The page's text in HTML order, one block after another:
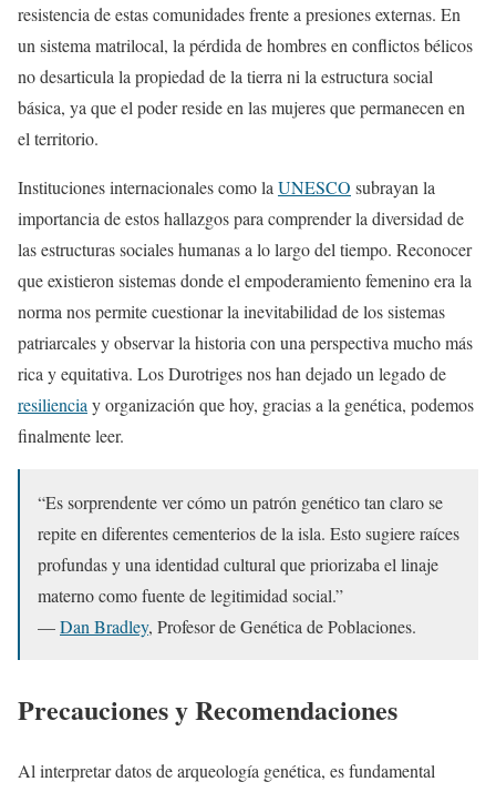
resistencia de estas comunidades frente a presiones externas. En
un sistema matrilocal, la pérdida de hombres en conflictos bélicos
no desarticula la propiedad de la tierra ni la estructura social
básica, ya que el poder reside en las mujeres que permanecen en
el territorio.
Instituciones internacionales como laUNESCO subrayan la
importancia de estos hallazgos para comprender la diversidad de
las estructuras sociales humanas a lo largo del tiempo. Reconocer
que existieron sistemas donde el empoderamiento femenino era la
norma nos permite cuestionar la inevitabilidad de los sistemas
patriarcales y observar la historia con una perspectiva mucho más
rica y equitativa. Los Durotriges nos han dejado un legado de
resilienciay organización que hoy, gracias a la genética, podemos
finalmente leer.
“Es sorprendente ver cómo un patrón genético tan claro se
repite en diferentes cementerios de la isla. Esto sugiere raíces
profundas y una identidad cultural que priorizaba el linaje
materno como fuente de legitimidad social.”
—Dan Bradley, Profesor de Genética de Poblaciones.
Precauciones y Recomendaciones
Al interpretar datos de arqueología genética, es fundamental